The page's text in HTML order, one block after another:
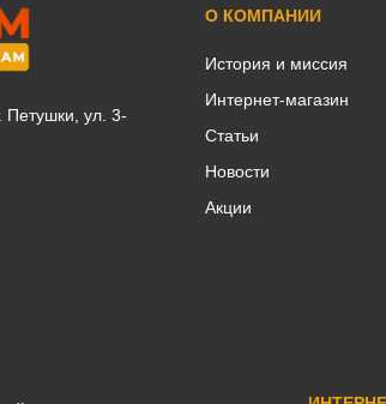
Петушки, ул. 3-
О КОМПАНИИ
История и миссия
Интернет-магазин
Статьи
Новости
Акции